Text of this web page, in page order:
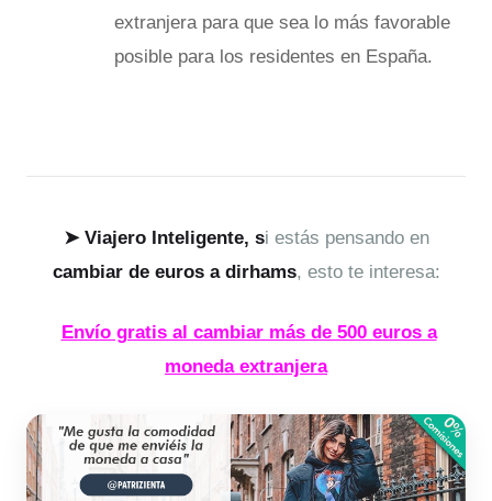
extranjera para que sea lo más favorable
posible para los residentes en España.
➤Viajero Inteligente, si estás pensando en
cambiar de euros a dirhams, esto te interesa:
Envío gratis al cambiar más de 500 euros a
moneda extranjera